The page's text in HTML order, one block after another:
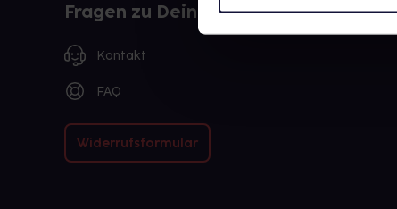
Fragen zu Deiner Bestellung?
Kontakt
FAQ
Widerrufsformular